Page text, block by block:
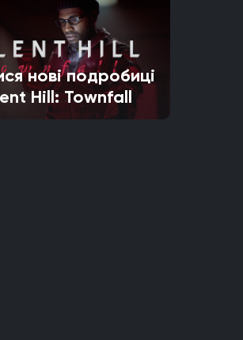
нові подробиці
Hill: Townfall